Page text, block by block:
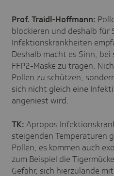
Prof. Traidl-Hoffmann:
blockieren und deshalb für
Infektionskrankheiten
Deshalb macht es Sinn,
FFP2-Maske zu tragen.
Pollen zu schützen,
sich nicht gleich eine
angeniest wird.
TK: Apropos
steigenden Temperaturen
Pollen, es kommen auch
zum Beispiel die
Gefahr, sich hierzulande